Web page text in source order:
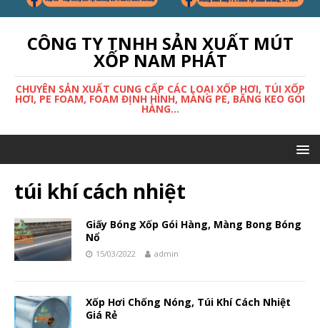
CÔNG TY TNHH SẢN XUẤT MÚT
XỐP NAM PHÁT
CHUYÊN SẢN XUẤT CUNG CẤP CÁC LOẠI XỐP HƠI, TÚI XỐP
HƠI, PE FOAM, FOAM ĐỊNH HÌNH, MÀNG PE, BĂNG KEO GÓI
HÀNG...
túi khí cách nhiệt
Giấy Bóng Xốp Gói Hàng, Màng Bong Bóng
Nổ
15/03/2022 admin
Xốp Hơi Chống Nóng, Túi Khí Cách Nhiệt
Giá Rẻ